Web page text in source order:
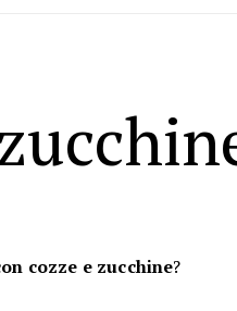
cozze e zucchine?